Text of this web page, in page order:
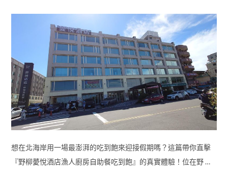
想在北海岸用一場最澎湃的吃到飽來迎接假期嗎？這篇帶你直擊
『野柳薆悅酒店漁人廚房自助餐吃到飽』的真實體驗！位在野 …